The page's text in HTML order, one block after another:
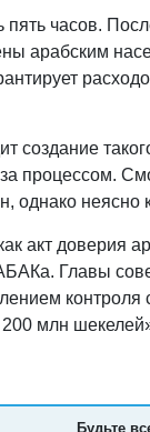
пять часов.
арабским
создание
процессом.
однако неясно
акт доверия
Главы
контроля
млн
Будьте